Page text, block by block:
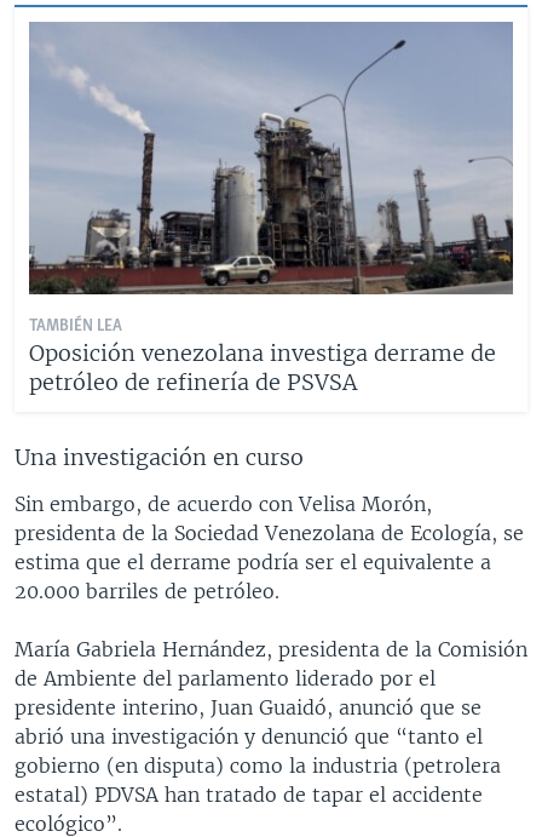
TAMBIÉN LEA
Oposición venezolana investiga derrame de
petróleo de refinería de PSVSA
Una investigación en curso
Sin embargo, de acuerdo con Velisa Morón,
presidenta de la Sociedad Venezolana de Ecología, se
estima que el derrame podría ser el equivalente a
20.000 barriles de petróleo.
María Gabriela Hernández, presidenta de la Comisión
de Ambiente del parlamento liderado por el
presidente interino, Juan Guaidó, anunció que se
abrió una investigación y denunció que “tanto el
gobierno (en disputa) como la industria (petrolera
estatal) PDVSA han tratado de tapar el accidente
ecológico”.